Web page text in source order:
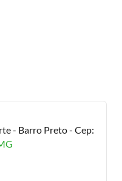
- Barro Preto- Cep: